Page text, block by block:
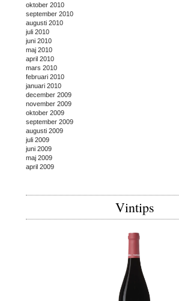
oktober 2010
september 2010
augusti 2010
juli 2010
juni 2010
maj 2010
april 2010
mars 2010
februari 2010
januari 2010
december 2009
november 2009
oktober 2009
september 2009
augusti 2009
juli 2009
juni 2009
maj 2009
april 2009
Vintips